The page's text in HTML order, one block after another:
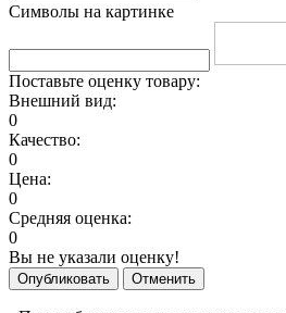
Символы на картинке
Поставьте оценку товару:
Внешний вид:
0
Качество:
0
Цена:
0
Средняя оценка:
0
Вы не указали оценку!
Опубликовать Отменить